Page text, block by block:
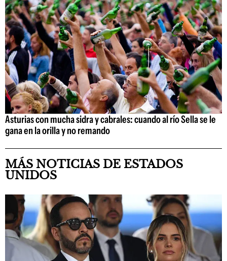
Asturias con mucha sidra y cabrales: cuando al río Sella se le
gana en la orilla y no remando
MÁS NOTICIAS DE ESTADOS
UNIDOS